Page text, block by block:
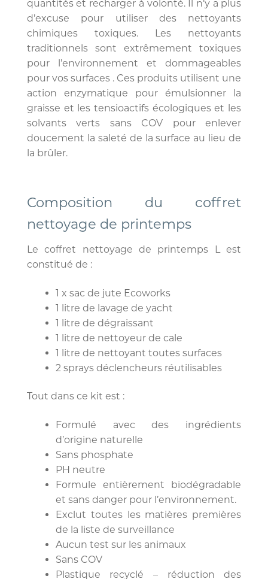
quantités et recharger à volonté. Il n’y a plus
d’excuse pour utiliser des nettoyants
chimiques toxiques. Les nettoyants
traditionnels sont extrêmement toxiques
pour l’environnement et dommageables
pour vos surfaces . Ces produits utilisent une
action enzymatique pour émulsionner la
graisse et les tensioactifs écologiques et les
solvants verts sans COV pour enlever
doucement la saleté de la surface au lieu de
la brûler.
Composition du coffret
nettoyage de printemps
Le coffret nettoyage de printemps L est
constitué de :
1 x sac de jute Ecoworks
1 litre de lavage de yacht
1 litre de dégraissant
1 litre de nettoyeur de cale
1 litre de nettoyant toutes surfaces
2 sprays déclencheurs réutilisables
Tout dans ce kit est :
Formulé avec des ingrédients
d’origine naturelle
Sans phosphate
PH neutre
Formule entièrement biodégradable
et sans danger pour l’environnement.
Exclut toutes les matières premières
de la liste de surveillance
Aucun test sur les animaux
Sans COV
Plastique recyclé – réduction des